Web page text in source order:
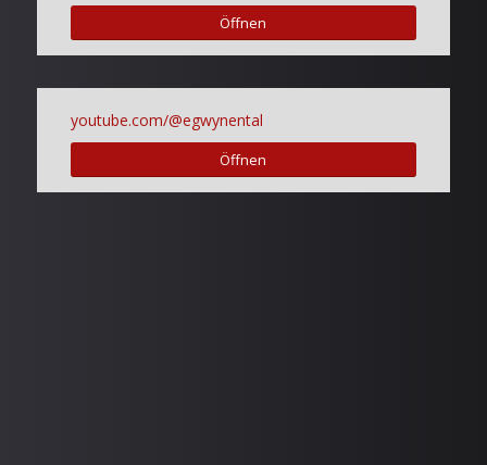
Öffnen
youtube.com/@egwynental
Öffnen